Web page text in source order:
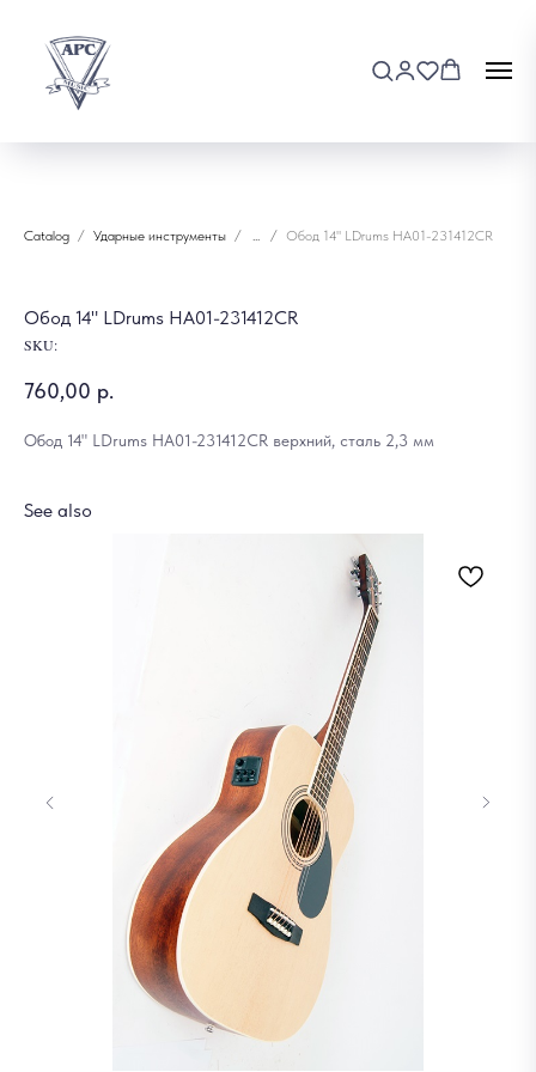
Catalog Ударные инструменты ... Обод 14" LDrums HA01-231412CR
Обод 14" LDrums HA01-231412CR
SKU:
760,00 р.
Обод 14" LDrums HA01-231412CR верхний, сталь 2,3 мм
See also